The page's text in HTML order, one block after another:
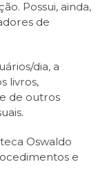
Possui, ainda,
de
dia, a
livros,
de outros
Oswaldo
e